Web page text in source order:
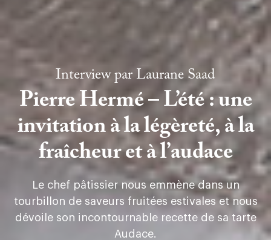
Interview par Laurane Saad
Pierre Hermé – L’été : une
invitation à la légèreté, à la
fraîcheur et à l’audace
Le chef pâtissier nous emmène dans un
tourbillon de saveurs fruitées estivales et nous
dévoile son incontournable recette de sa tarte
Audace.